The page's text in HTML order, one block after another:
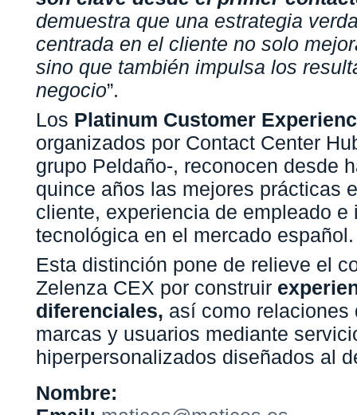
demuestra que una estrategia
centrada en el cliente no solo
sino que también impulsa los
negocio”.
Los Platinum Customer
organizados por Contact Center
grupo Peldaño-, reconocen desde
quince años las mejores prácticas
cliente, experiencia de empleado e
tecnológica en el mercado español.
Esta distinción pone de relieve el
Zelenza CEX por construir
diferenciales, así como relaciones
marcas y usuarios mediante
hiperpersonalizados diseñados al
Nombre: